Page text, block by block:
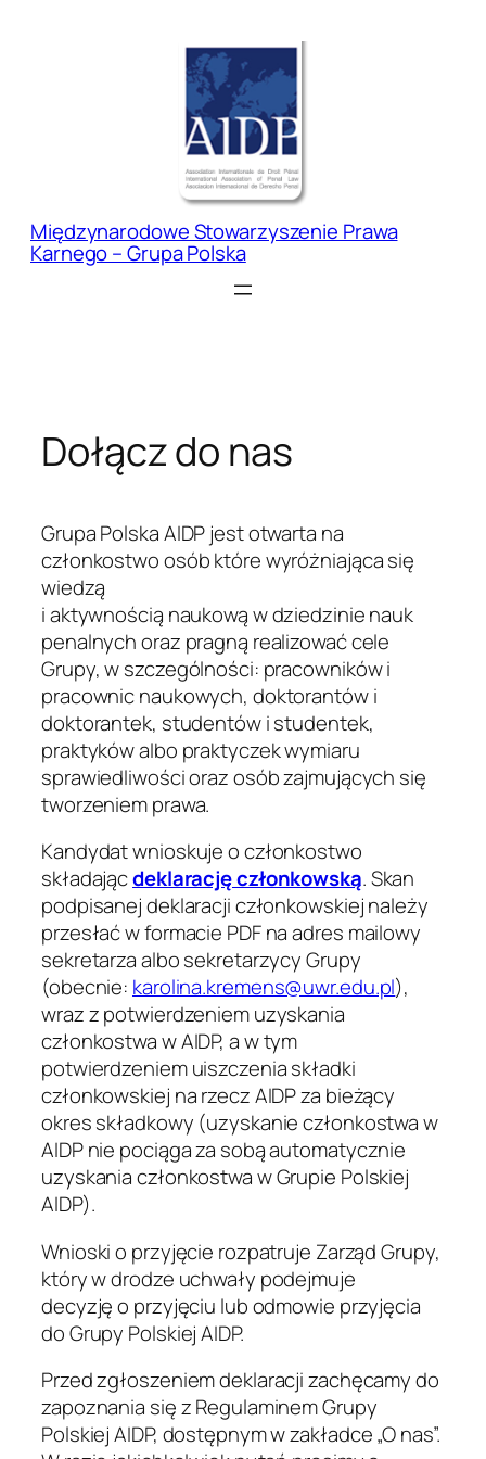
Międzynarodowe Stowarzyszenie Prawa
Karnego – Grupa Polska
Dołącz do nas
Grupa Polska AIDP jest otwarta na
członkostwo osób które wyróżniająca się
wiedzą
i aktywnością naukową w dziedzinie nauk
penalnych oraz pragną realizować cele
Grupy, w szczególności: pracowników i
pracownic naukowych, doktorantów i
doktorantek, studentów i studentek,
praktyków albo praktyczek wymiaru
sprawiedliwości oraz osób zajmujących się
tworzeniem prawa.
Kandydat wnioskuje o członkostwo
składającdeklarację członkowską. Skan
podpisanej deklaracji członkowskiej należy
przesłać w formacie PDF na adres mailowy
sekretarza albo sekretarzycy Grupy
(obecnie: karolina.kremens@uwr.edu.pl),
wraz z potwierdzeniem uzyskania
członkostwa w AIDP, a w tym
potwierdzeniem uiszczenia składki
członkowskiej na rzecz AIDP za bieżący
okres składkowy (uzyskanie członkostwa w
AIDP nie pociąga za sobą automatycznie
uzyskania członkostwa w Grupie Polskiej
AIDP).
Wnioski o przyjęcie rozpatruje Zarząd Grupy,
który w drodze uchwały podejmuje
decyzję o przyjęciu lub odmowie przyjęcia
do Grupy Polskiej AIDP.
Przed zgłoszeniem deklaracji zachęcamy do
zapoznania się z Regulaminem Grupy
Polskiej AIDP, dostępnym w zakładce „O nas”.